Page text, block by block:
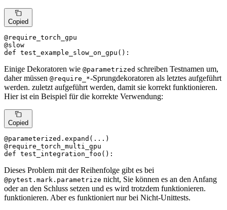
Copied
@require_torch_gpu
@slow
def test_example_slow_on_gpu ():
Einige Dekoratoren wie @parametrized schreiben Testnamen um,
daher müssen @require_*-Sprungdekoratoren als letztes aufgeführt
werden. zuletzt aufgeführt werden, damit sie korrekt funktionieren.
Hier ist ein Beispiel für die korrekte Verwendung:
Copied
@parameterized.expand( ... )
@require_torch_multi_gpu
def test_integration_foo ():
Dieses Problem mit der Reihenfolge gibt es bei
@pytest.mark.parametrize nicht, Sie können es an den Anfang
oder an den Schluss setzen und es wird trotzdem funktionieren.
funktionieren. Aber es funktioniert nur bei Nicht-Unittests.